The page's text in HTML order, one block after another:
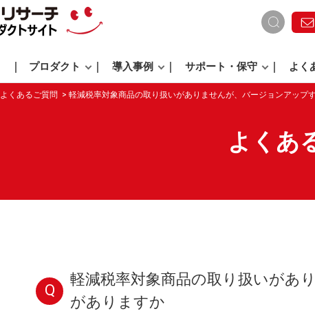
プロダクト 導入事例 サポート・保守 よく
よくあるご質問 軽減税率対象商品の取り扱いがありませんが、バージョンアップ
よくあ
Q
軽減税率対象商品の取り扱いがあ
がありますか